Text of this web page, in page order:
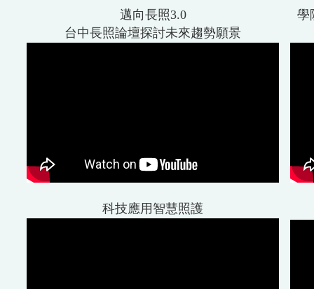
邁向長照3.0
台中長照論壇探討未來趨勢願景
學
科技應用智慧照護